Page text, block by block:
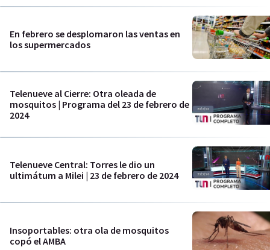
En febrero se desplomaron las ventas en
los supermercados
Telenueve al Cierre: Otra oleada de
mosquitos | Programa del 23 de febrero de
2024
Telenueve Central: Torres le dio un
ultimátum a Milei | 23 de febrero de 2024
Insoportables: otra ola de mosquitos
copó el AMBA